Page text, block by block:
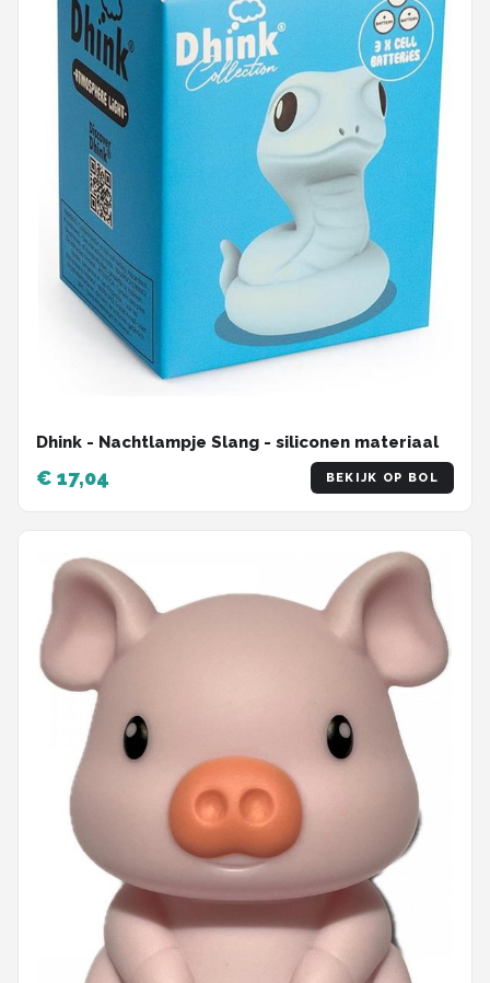
Dhink - Nachtlampje Slang - siliconen materiaal
€ 17,04 BEKIJK OP BOL